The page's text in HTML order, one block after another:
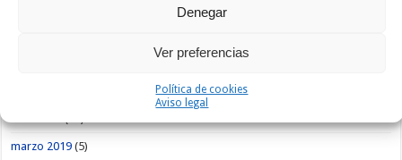
Denegar
Ver preferencias
Política de cookies
Aviso legal
marzo 2019 (5)